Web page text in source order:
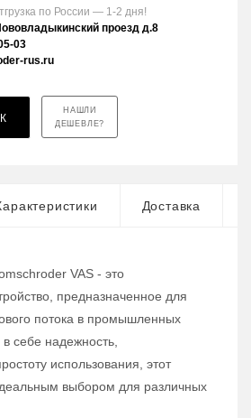
по России — 1-2 дня!
проезд д.8
03
rus.ru
НАШЛИ
ДЕШЕВЛЕ?
Доставка
VAS - это
предназначенное для
потока в промышленных
себе надежность,
использования, этот
выбором для различных